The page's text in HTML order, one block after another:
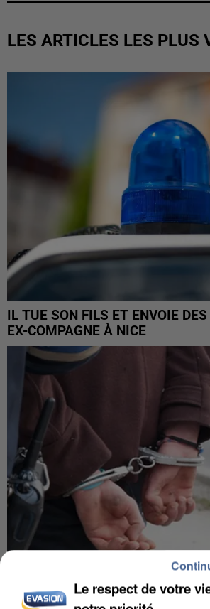
LES ARTICLES LES PLUS
IL TUE SON FILS ET ENVOIE
EX-COMPAGNE À NICE
L’UN DES FONDATEURS
MAFIA INTERPELLÉ EN ALGÉRIE
Le respect de votre